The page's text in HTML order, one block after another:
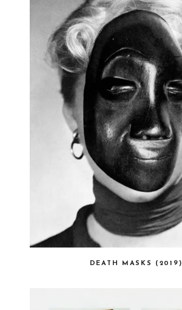
DEATH MASKS (2019)